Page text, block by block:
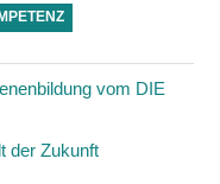
vom DIE
der Zukunft